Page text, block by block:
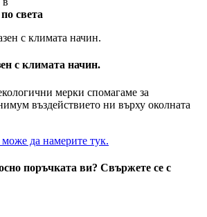
света
с климата начин.
мерки спомагаме за
въздействието ни върху околната
да намерите тук.
поръчката ви? Свържете се с